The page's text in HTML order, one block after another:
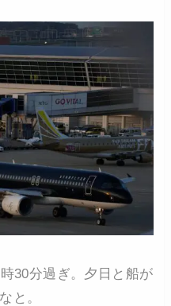
30分過ぎ。夕日と船が
と。